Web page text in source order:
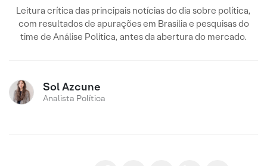
Leitura crítica das principais notícias do dia sobre política,
com resultados de apurações em Brasília e pesquisas do
time de Análise Política, antes da abertura do mercado.
Sol Azcune
Analista Política